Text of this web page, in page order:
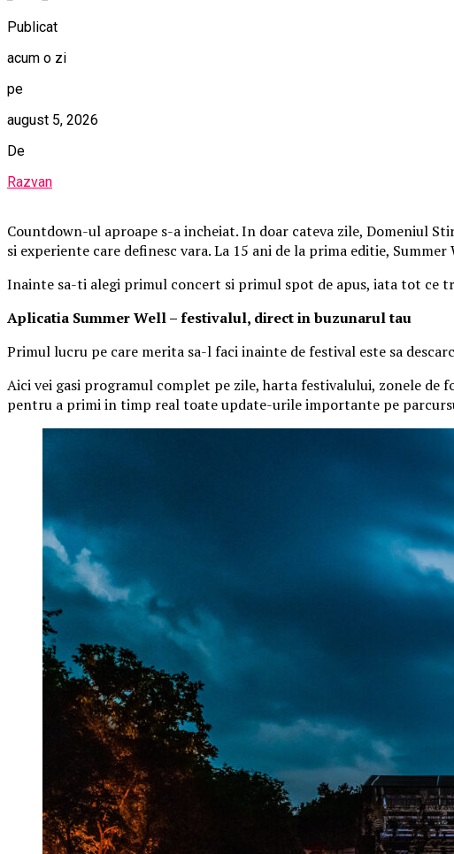
Publicat
acum o zi
pe
august 5, 2026
De
Razvan
Countdown-ul aproape s-a incheiat. In doar cateva zile, Domeniul
si experiente care definesc vara. La 15 ani de la prima editie,
Inainte sa-ti alegi primul concert si primul spot de apus, iata tot ce
Aplicatia Summer Well– festivalul, direct in buzunarul tau
Primul lucru pe care merita sa-l faci inainte de festival este sa
Aici vei gasi programul complet pe zile, harta festivalului, zonele
pentru a primi in timp real toate update-urile importante pe